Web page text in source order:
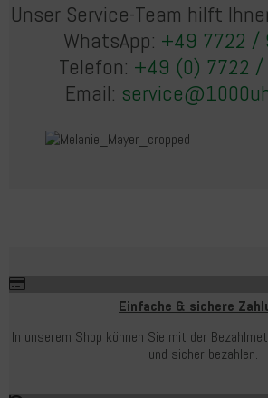
Unser Service-Team hilft
WhatsApp: +49 7722 /
Telefon: +49 (0) 7722 /
Email:
Einfache & sichere
In unserem Shop können Sie mit der
und sicher bezahlen.